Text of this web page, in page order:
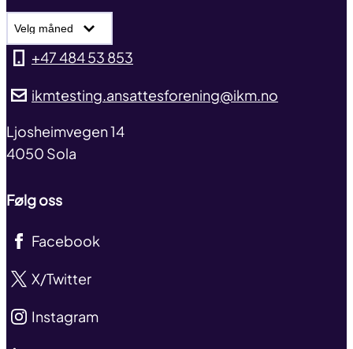
Nyhetsarkiv
+47 484 53 853
ikmtesting.ansattesforening@ikm.no
address
Ljosheimvegen 14
4050 Sola
Følg oss
Facebook
X/Twitter
Instagram